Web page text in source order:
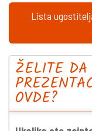
Lista
ŽELITE
OVDE?